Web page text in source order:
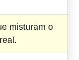
misturam o